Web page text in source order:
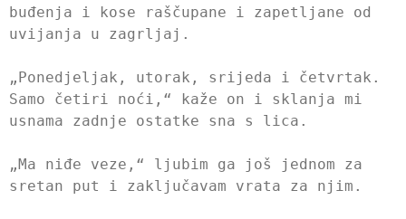
buđenja i kose raščupane i zapetljane od
uvijanja u zagrljaj.
„Ponedjeljak, utorak, srijeda i četvrtak.
Samo četiri noći,“ kaže on i sklanja mi
usnama zadnje ostatke sna s lica.
„Ma niđe veze,“ ljubim ga još jednom za
sretan put i zaključavam vrata za njim.